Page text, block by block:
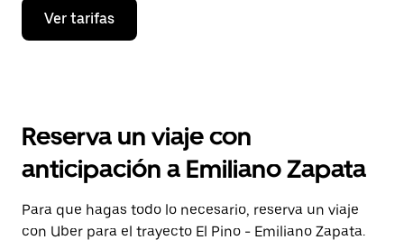
Presiona
flecha
el
y
selecciona
una
fecha.
Presiona
Ver tarifas
Reserva un viaje con
anticipación a Emiliano Zapata
Para que hagas todo lo necesario, reserva un viaje
con Uber para el trayecto El Pino - Emiliano Zapata.